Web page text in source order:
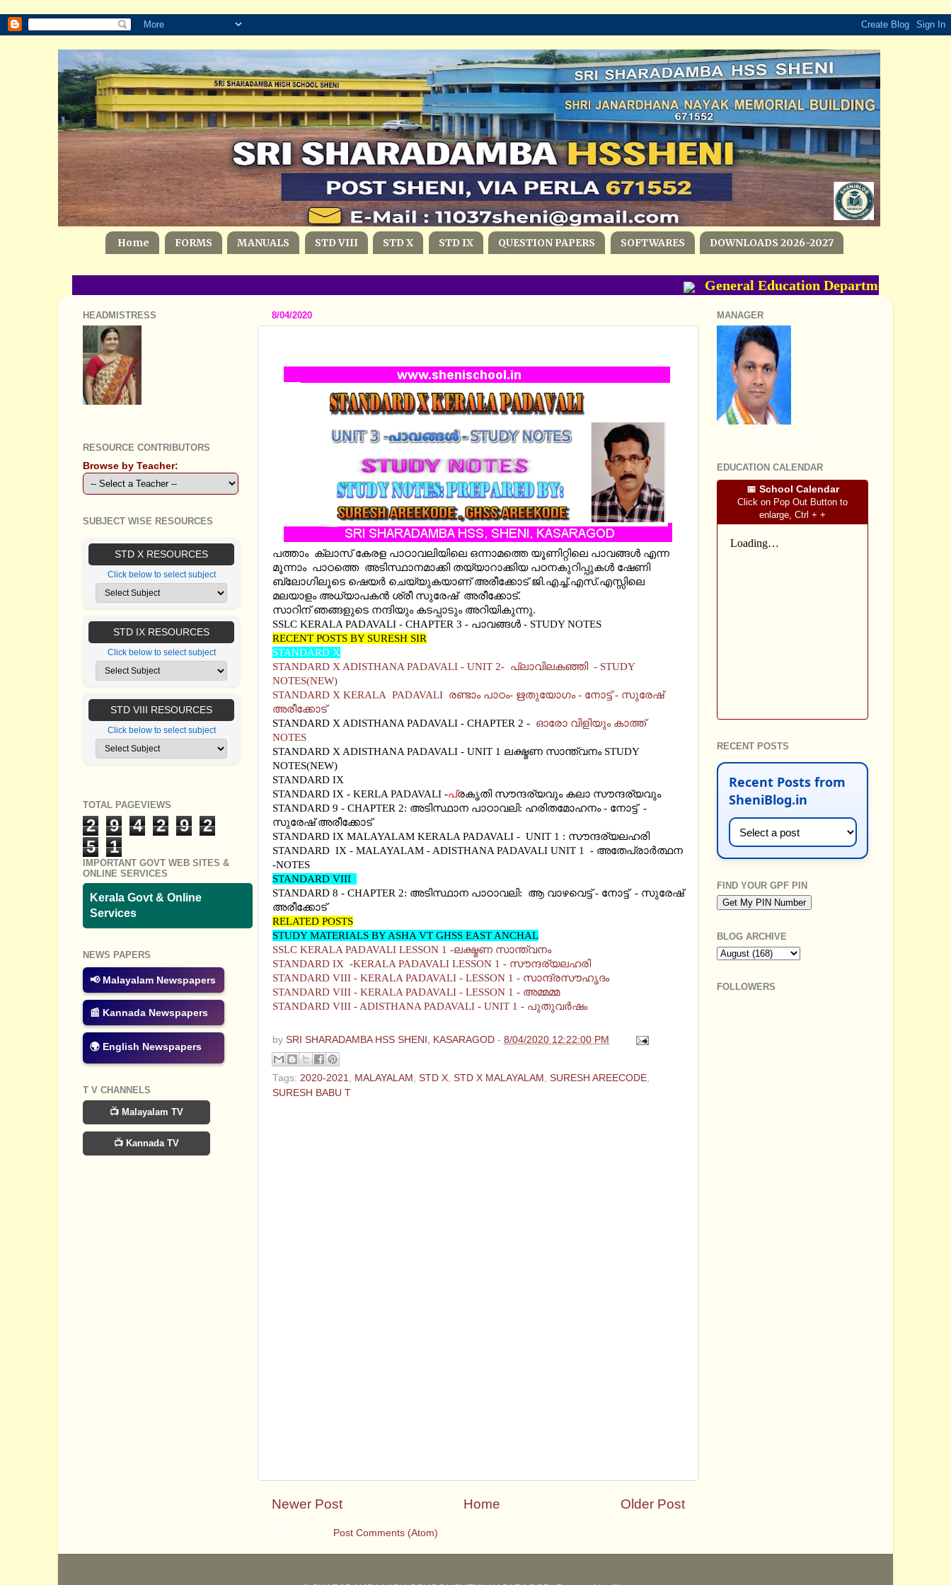
Home FORMS MANUALS STD VIII STD X STD IX QUESTION PAPERS SOFTWARES DOWNLOADS 2026-2027
General Education Department-
8/04/2020
പത്താം ക്ലാസ് കേരള പാഠാവലിയിലെ ഒന്നാമത്തെ യൂണിറ്റിലെ പാവങ്ങള്‍ എന്ന
മൂന്നാം പാഠത്തെ അടിസ്ഥാനമാക്കി തയ്യാറാക്കിയ പഠനകുറിപ്പുകള്‍ ഷേണി
ബ്ലോഗിലൂടെ ഷെയര്‍ ചെയ്യുകയാണ് അരീക്കോട് ജി.എച്ച്.എസ്.എസ്സിലെ
മലയാളം അധ്യാപകന്‍ ശ്രീ സുരേഷ് അരീക്കോട്.
സാറിന് ഞങ്ങളുടെ നന്ദിയും കടപ്പാടും അറിയികുന്നു.
SSLC KERALA PADAVALI - CHAPTER 3 - പാവങ്ങള്‍ - STUDY NOTES
RECENT POSTS BY SURESH SIR
STANDARD X
STANDARD X ADISTHANA PADAVALI - UNIT 2- പ്ലാവിലകഞ്ഞി - STUDY
NOTES(NEW)
STANDARD X KERALA PADAVALI രണ്ടാം പാഠം- ഋതുയോഗം - നോട്ട് - സുരേഷ്
അരീക്കോട്
STANDARD X ADISTHANA PADAVALI - CHAPTER 2 - ഓരോ വിളിയും കാത്ത്
NOTES
STANDARD X ADISTHANA PADAVALI - UNIT 1 ലക്ഷ്മണ സാന്ത്വനം STUDY
NOTES(NEW)
STANDARD IX
STANDARD IX - KERLA PADAVALI -പ്രകൃതി സൗന്ദര്യവും കലാ സൗന്ദര്യവും
STANDARD 9 - CHAPTER 2: അടിസ്ഥാന പാഠാവലി: ഹരിതമോഹനം - നോട്ട് -
സുരേഷ് അരീക്കോട്
STANDARD IX MALAYALAM KERALA PADAVALI - UNIT 1 : സൗന്ദര്യലഹരി
STANDARD IX - MALAYALAM - ADISTHANA PADAVALI UNIT 1 - അതേപ്രാര്‍ത്ഥന
-NOTES
STANDARD VIII
STANDARD 8 - CHAPTER 2: അടിസ്ഥാന പാഠാവലി: ആ വാഴവെട്ട് - നോട്ട് - സുരേഷ്
അരീക്കോട്
RELATED POSTS
STUDY MATERIALS BY ASHA VT GHSS EAST ANCHAL
SSLC KERALA PADAVALI LESSON 1 -ലക്ഷ്മണ സാന്ത്വനം
STANDARD IX -KERALA PADAVALI LESSON 1 - സൗന്ദര്യലഹരി
STANDARD VIII - KERALA PADAVALI - LESSON 1 - സാന്ദ്രസൗഹൃദം
STANDARD VIII - KERALA PADAVALI - LESSON 1 - അമ്മമ്മ
STANDARD VIII - ADISTHANA PADAVALI - UNIT 1 - പുതുവര്‍ഷം
by SRI SHARADAMBA HSS SHENI, KASARAGOD - 8/04/2020 12:22:00 PM
Tags: 2020-2021 MALAYALAM STD X STD X MALAYALAM SURESH AREECODE
SURESH BABU T
Newer Post Older Post
Home
Post Comments (Atom)
HEADMISTRESS
RESOURCE CONTRIBUTORS
Browse by Teacher:
SUBJECT WISE RESOURCES
STD X RESOURCES
Click below to select subject
STD IX RESOURCES
Click below to select subject
STD VIII RESOURCES
Click below to select subject
TOTAL PAGEVIEWS
2 9 4 2 9
2
5
1
IMPORTANT GOVT WEB SITES &
ONLINE SERVICES
Kerala Govt & Online
Services
NEWS PAPERS
📢 Malayalam Newspapers
📰 Kannada Newspapers
🌍 English Newspapers
T V CHANNELS
📺 Malayalam TV
📺 Kannada TV
MANAGER
EDUCATION CALENDAR
📅 School Calendar
Click on Pop Out Button to
enlarge, Ctrl + +
RECENT POSTS
Recent Posts from
SheniBlog.in
FIND YOUR GPF PIN
BLOG ARCHIVE
FOLLOWERS